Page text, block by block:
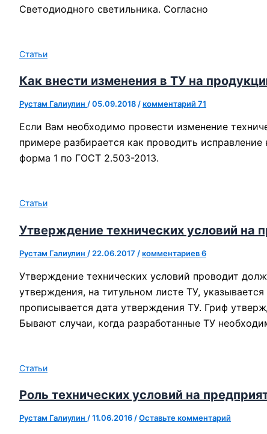
Светодиодного светильника. Согласно
Статьи
Как внести изменения в ТУ на
Рустам Галиулин /05.09.2018/комментарий 71
Если Вам необходимо провести изменение
примере разбирается как проводить
форма 1 по ГОСТ 2.503-2013.
Статьи
Утверждение технических условий на
Рустам Галиулин / 22.06.2017 /комментариев 6
Утверждение технических условий проводит
утверждения, на титульном листе ТУ,
прописывается дата утверждения ТУ. Гриф
Бывают случаи, когда разработанные ТУ
Статьи
Роль технических условий на
Рустам Галиулин /11.06.2016/Оставьте комментарий